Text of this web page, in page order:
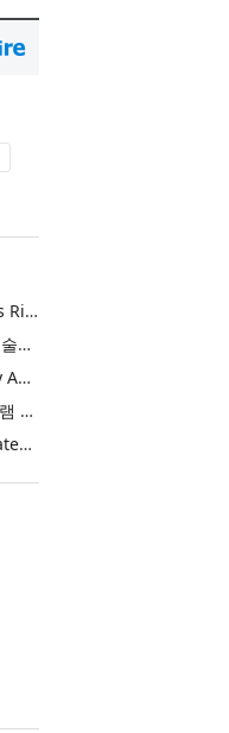
Khimji Ramdas Group Chooses Rimini Street to Reduce SAP Support Costs, Protect 700+ Customizations and Reinvest Savings in Innovation
한전, 에너지 신산업 이끌 ‘한전기술지주’ 공식 출범
Purina Named as First Publicly Announced NIQ ConnectAI Charter Client
닐슨IQ, Connect AI 차터 프로그램 최초 고객사 ‘퓨리나’ 선정
Power Integrations Demonstrates World’s First 2200 V GaN Technology for Next-Era High-Voltage Power Systems